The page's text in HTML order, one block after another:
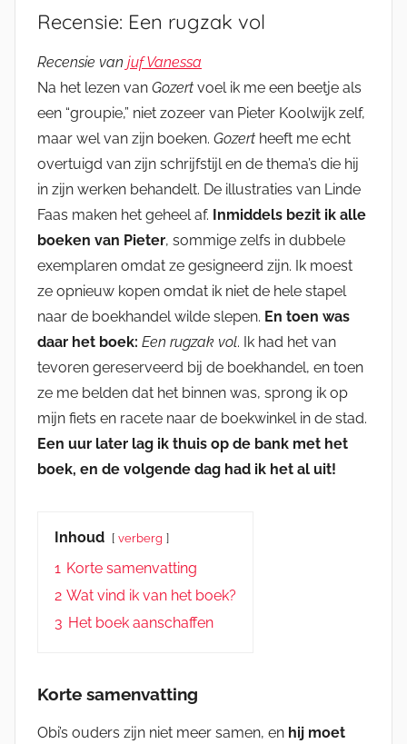
Recensie: Een rugzak vol
Recensie van juf Vanessa
Na het lezen van Gozert voel ik me een beetje als
een “groupie,” niet zozeer van Pieter Koolwijk zelf,
maar wel van zijn boeken. Gozert heeft me echt
overtuigd van zijn schrijfstijl en de thema’s die hij
in zijn werken behandelt. De illustraties van Linde
Faas maken het geheel af. Inmiddels bezit ik alle
boeken van Pieter, sommige zelfs in dubbele
exemplaren omdat ze gesigneerd zijn. Ik moest
ze opnieuw kopen omdat ik niet de hele stapel
naar de boekhandel wilde slepen. En toen was
daar het boek: Een rugzak vol. Ik had het van
tevoren gereserveerd bij de boekhandel, en toen
ze me belden dat het binnen was, sprong ik op
mijn fiets en racete naar de boekwinkel in de stad.
Een uur later lag ik thuis op de bank met het
boek, en de volgende dag had ik het al uit!
Inhoud verberg
1 Korte samenvatting
2 Wat vind ik van het boek?
3 Het boek aanschaffen
Korte samenvatting
Obi’s ouders zijn niet meer samen, en hij moet